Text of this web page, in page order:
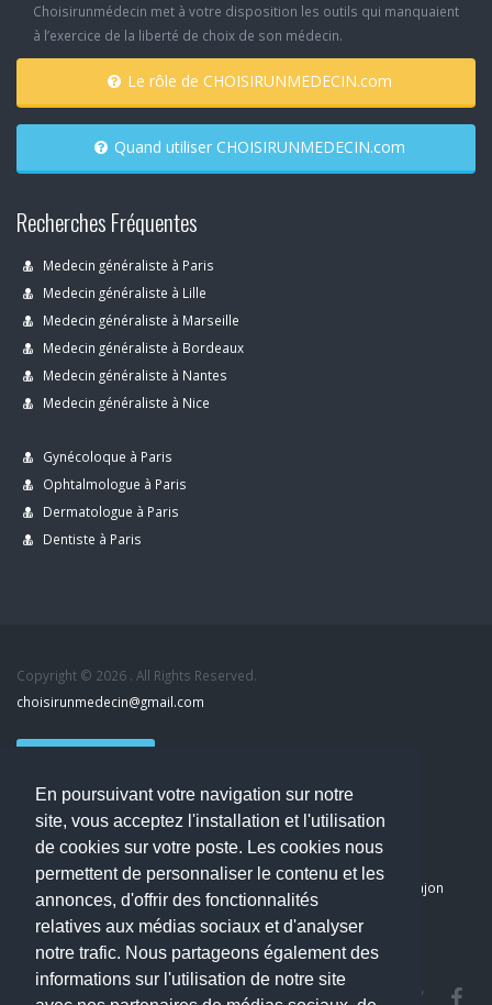
En poursuivant votre navigation sur notre
site, vous acceptez l'installation et l'utilisation
de cookies sur votre poste. Les cookies nous
permettent de personnaliser le contenu et les
annonces, d'offrir des fonctionnalités
relatives aux médias sociaux et d'analyser
notre trafic. Nous partageons également des
informations sur l'utilisation de notre site
Choisirunmédecin met à votre disposition les outils qui manquaient
à l’exercice de la liberté de choix de son médecin.
Le rôle de CHOISIRUNMEDECIN.com
Quand utiliser CHOISIRUNMEDECIN.com
Recherches Fréquentes
Medecin généraliste à Paris
Medecin généraliste à Lille
Medecin généraliste à Marseille
Medecin généraliste à Bordeaux
Medecin généraliste à Nantes
Medecin généraliste à Nice
Gynécoloque à Paris
Ophtalmologue à Paris
Dermatologue à Paris
Dentiste à Paris
Copyright © 2026 . All Rights Reserved.
choisirunmedecin@gmail.com
Nous contacter
Dernier avis : PASCAL DELCAMPE, Chirurgien maxillo-faciale à Arpajon
Mentions légales